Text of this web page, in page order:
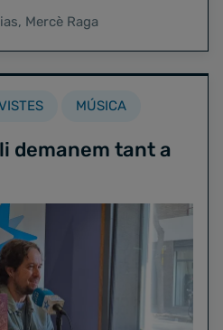
, Mercè Raga
MÚSICA
demanem tant a